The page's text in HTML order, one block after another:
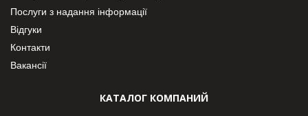
Послуги з надання інформації
Відгуки
Контакти
Вакансії
КАТАЛОГ КОМПАНИЙ